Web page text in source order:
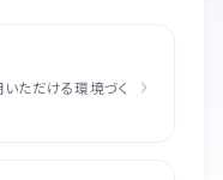
ただける環境づく
›